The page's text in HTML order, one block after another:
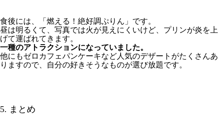
食後には、「燃える！絶好調ぷりん」です。
昼は明るくて、写真では火が見えにくいけど、プリンが炎を上
げて運ばれてきます。
一種のアトラクションになっていました。
他にもゼロカフェパンケーキなど人気のデザートがたくさんあ
りますので、自分の好きそうなものが選び放題です。
5. まとめ